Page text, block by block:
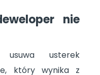
nie
usterek
który wynika z